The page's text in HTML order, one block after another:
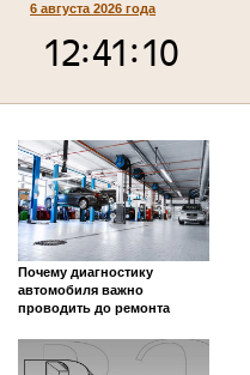
6 августа 2026 года
Почему диагностику
автомобиля важно
проводить до ремонта